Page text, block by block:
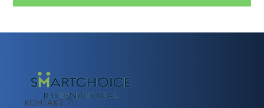
КОНТАКТ